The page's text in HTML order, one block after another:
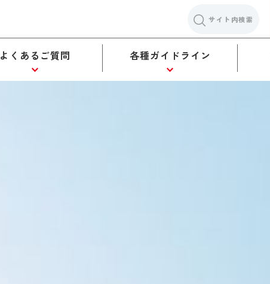
サイト内検索
よくあるご質問 各種ガイドライン